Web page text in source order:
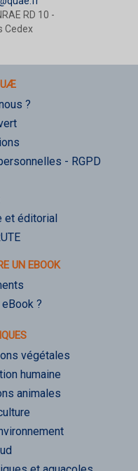
RD 10 -
Cedex
?
- RGPD
et éditorial
UN EBOOK
?
végétales
humaine
animales